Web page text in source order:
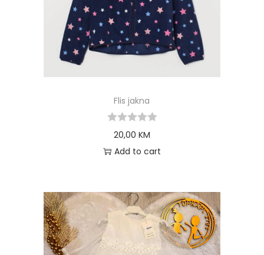
Flis jakna
20,00 KM
Add to cart